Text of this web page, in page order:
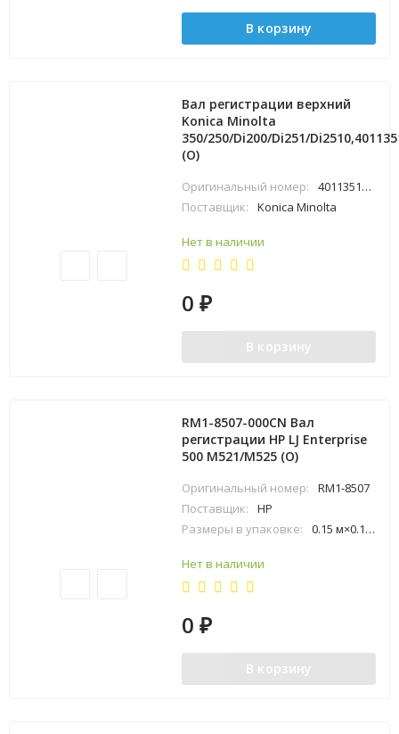
В корзину
Вал регистрации верхний
Konica Minolta
350/250/Di200/Di251/
(О)
Оригинальный номер:
4011351001
Поставщик:
Konica Minolta
Нет в наличии
0₽
В корзину
RM1-8507-000CN Вал
регистрации HP LJ Enterprise
500 M521/M525 (O)
Оригинальный номер:
RM1-8507
Поставщик:
HP
Размеры в упаковке:
0.15 м×0.17 м×0.39 м
Нет в наличии
0₽
В корзину